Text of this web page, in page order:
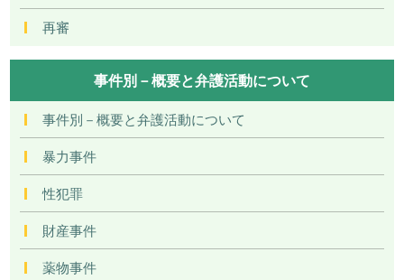
再審
事件別－概要と弁護活動について
事件別－概要と弁護活動について
暴力事件
性犯罪
財産事件
薬物事件